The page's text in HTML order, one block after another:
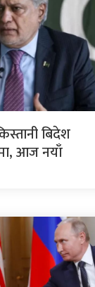
बिदेश
आज नयाँ